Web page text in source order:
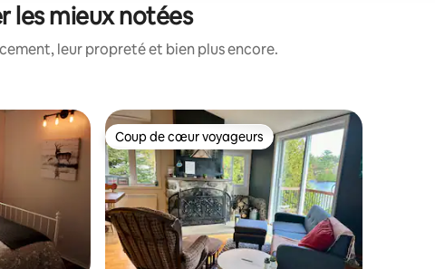
les mieux notées
leur propreté et bien plus encore.
Coup de cœur voyageurs
Coup de cœur voyageurs